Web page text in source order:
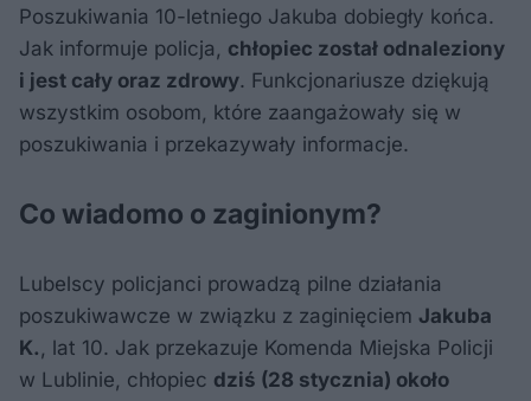
Poszukiwania 10-letniego Jakuba dobiegły końca.
Jak informuje policja, chłopiec został odnaleziony
i jest cały oraz zdrowy. Funkcjonariusze dziękują
wszystkim osobom, które zaangażowały się w
poszukiwania i przekazywały informacje.
Co wiadomo o zaginionym?
Lubelscy policjanci prowadzą pilne działania
poszukiwawcze w związku z zaginięciem Jakuba
K. , lat 10. Jak przekazuje Komenda Miejska Policji
w Lublinie, chłopiec dziś (28 stycznia) około